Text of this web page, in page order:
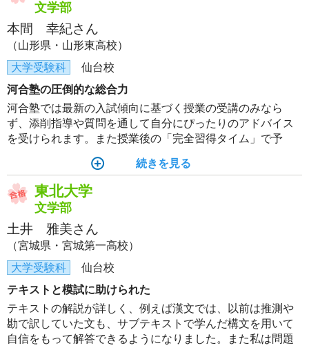
文学部
本間 幸紀さん
（山形県・山形東高校）
大学受験科
仙台校
河合塾の圧倒的な総合力
河合塾では最新の入試傾向に基づく授業の受講のみなら
ず、添削指導や質問を通して自分にぴったりのアドバイス
を受けられます。また授業後の「完全習得タイム」で予
受験のプロの講師から時期にあったアドバイスをいただく
ことでモチベーションを維持できるので、合格一直線間違
いなしです。
続きを見る
東北大学
文学部
土井 雅美さん
（宮城県・宮城第一高校）
大学受験科
仙台校
テキストと模試に助けられた
テキストの解説が詳しく、例えば漢文では、以前は推測や
勘で訳していた文も、サブテキストで学んだ構文を用いて
自信をもって解答できるようになりました。また私は問題